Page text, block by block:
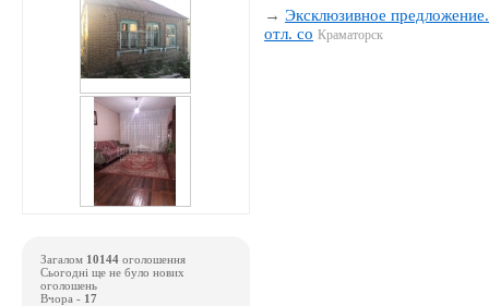
→Эксклюзивное
отл. со Краматорск
Загалом 10144 оголошення
Сьогодні ще не було нових
оголошень
Вчора - 17